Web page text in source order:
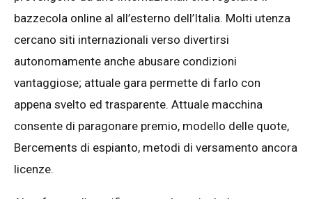
bazzecola online al all’esterno dell’Italia. Molti utenza
cercano siti internazionali verso divertirsi
autonomamente anche abusare condizioni
vantaggiose; attuale gara permette di farlo con
appena svelto ed trasparente. Attuale macchina
consente di paragonare premio, modello delle quote,
Bercements di espianto, metodi di versamento ancora
licenze.